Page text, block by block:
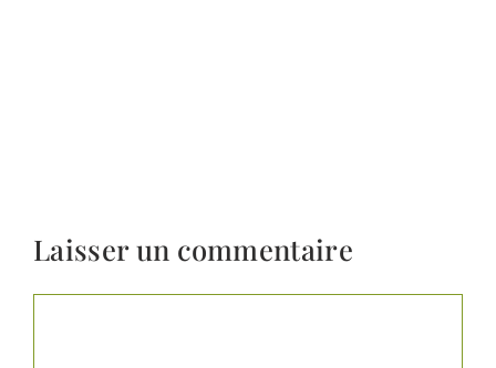
Laisser un commentaire